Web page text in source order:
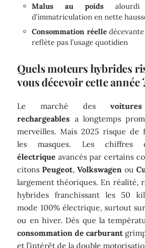
Malus au poids
d’immatriculation en nette
Consommation réelledécevante
reflète pas l’usage quotidien
Quels moteurs hybrides
vous décevoir cette année
Le marché des
rechargeables a longtemps
merveilles. Mais 2025 risque de
les masques. Les chiffres
électrique avancés par certains
citonsPeugeot,Volkswagen ou
largement théoriques. En réalité,
hybrides franchissant les 50
mode 100% électrique, surtout
ou en hiver. Dès que la
consommation de carburant
et l’intérêt de la double